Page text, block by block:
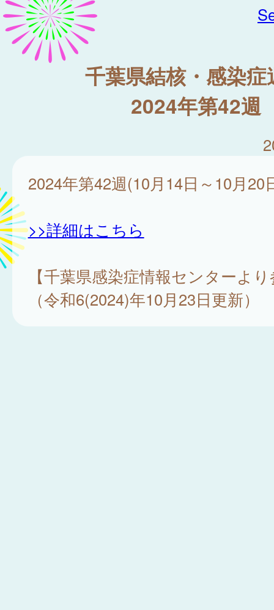
千葉県結核・感染症
2024年第42週
2024年第42週(10月14日～10月20
>>詳細はこちら
【千葉県感染症情報センターよ
（令和6(2024)年10月23日更新）